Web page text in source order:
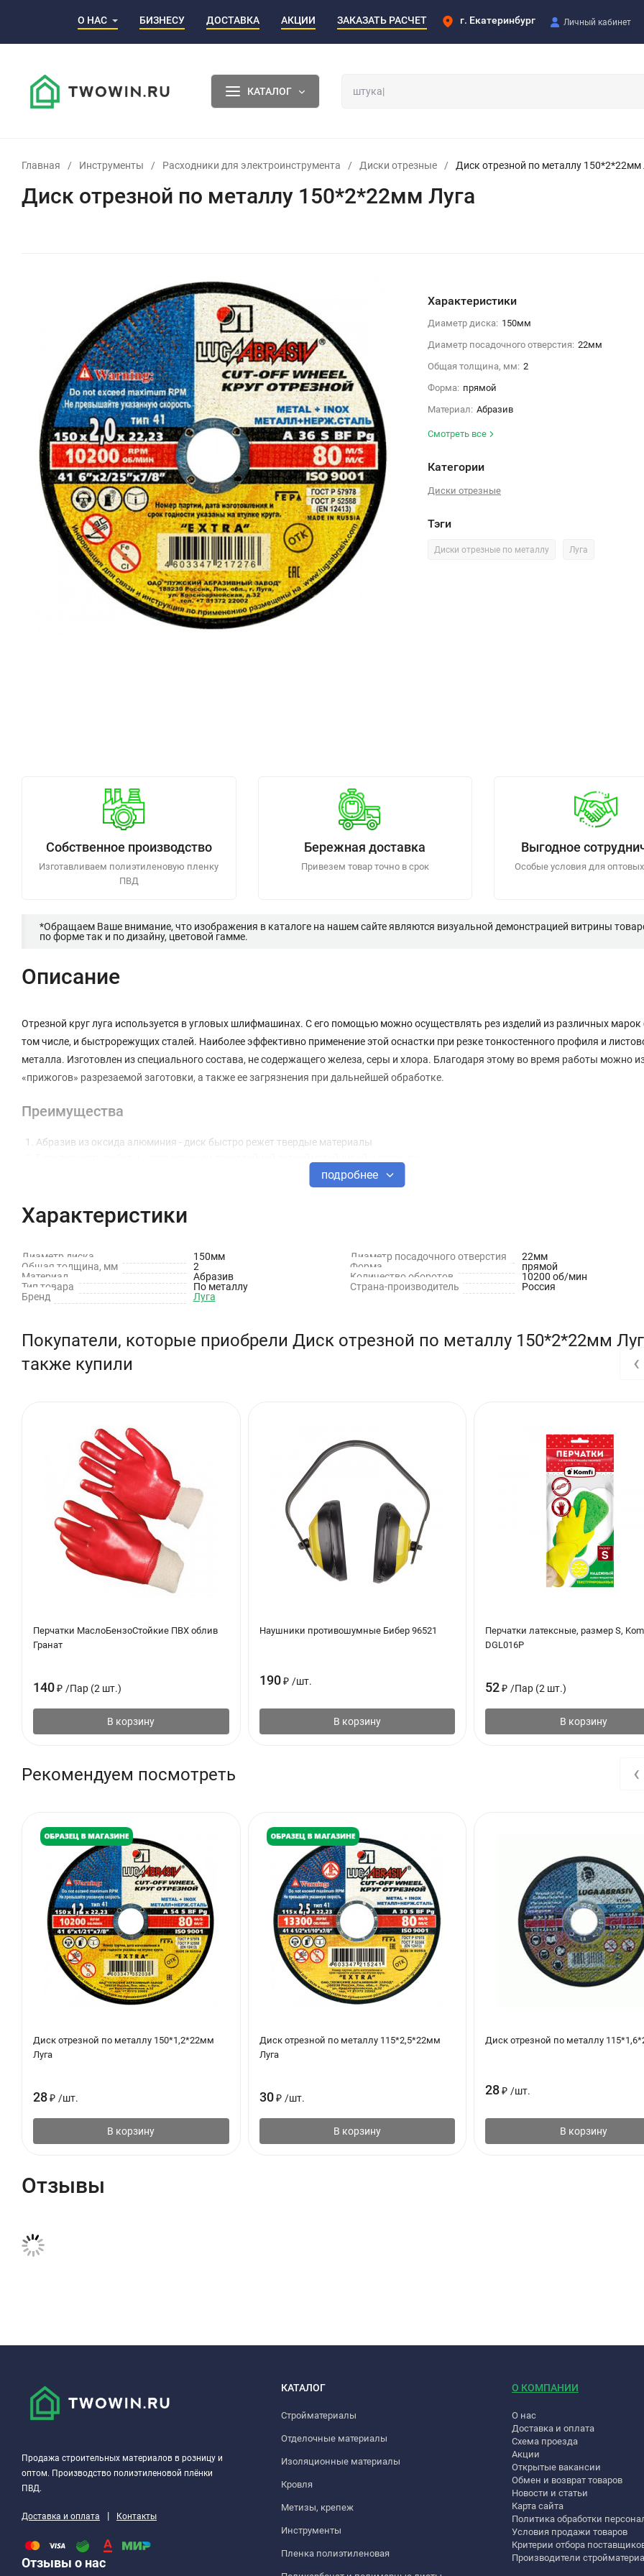
О НАС БИЗНЕСУ ДОСТАВКА АКЦИИ ЗАКАЗАТЬ РАСЧЕТ г. Екатеринбург Личный кабинет
КАТАЛОГ
Главная / Инструменты / Расходники для электроинструмента / Диски отрезные / Диск отрезной по металлу 150*2*22мм
Диск отрезной по металлу 150*2*22мм Луга
Характеристики
Диаметр диска: 150мм
Диаметр посадочного отверстия: 22мм
Общая толщина, мм: 2
Форма: прямой
Материал: Абразив
Смотреть все
Категории
Диски отрезные
Тэги
Диски отрезные по металлу Луга
Собственное производство
Изготавливаем полиэтиленовую пленку
ПВД
Бережная доставка
Привезем товар точно в срок
Выгодное
Особые условия для
*Обращаем Ваше внимание, что изображения в каталоге на нашем сайте являются визуальной демонстрацией витрины
по форме так и по дизайну, цветовой гамме.
Описание
Отрезной круг луга используется в угловых шлифмашинах. С его помощью можно осуществлять рез изделий из различных марок
том числе, и быстрорежущих сталей. Наиболее эффективно применение этой оснастки при резке тонкостенного профиля и
металла. Изготовлен из специального состава, не содержащего железа, серы и хлора. Благодаря этому во время работы можно
«прижогов» разрезаемой заготовки, а также ее загрязнения при дальнейшей обработке.
Преимущества
Абразив из оксида алюминия - диск быстро режет твердые материалы
Бакелитовая связка - абразивное зерно надежно закреплено на круге, работать можно на высокой скорости
Толщина 2 мм - тонкий круг режет материал быстро, кромка получается аккуратной
Технические характеристики
Назначение: По металлу
Форма: Прямой
Диаметр: 150 мм
подробнее
Характеристики
Диаметр диска 150мм Диаметр посадочного отверстия
22мм
Общая толщина, мм
2 Форма
прямой
Материал
Абразив Количество оборотов
10200 об/мин
Тип товара
По металлу Страна-производитель
Россия
Бренд
Луга
Покупатели, которые приобрели Диск отрезной по металлу 150*2*22мм
также купили
Перчатки МаслоБензоСтойкие ПВХ облив
Гранат
140₽ /Пар (2 шт.)
В корзину
Наушники противошумные Бибер 96521
190 ₽ /шт.
В корзину
Перчатки латексные, размер S,
DGL016P
52 ₽ /Пар (2 шт.)
В корзину
‹
Рекомендуем посмотреть
Диск отрезной по металлу 150*1,2*22мм
Луга
28₽ /шт.
В корзину
Диск отрезной по металлу 115*2,5*22мм
Луга
30 ₽ /шт.
В корзину
Диск отрезной по металлу
28 ₽ /шт.
В корзину
‹
Отзывы
Продажа строительных материалов в розницу и
оптом. Производство полиэтиленовой плёнки
ПВД.
Доставка и оплата | Контакты
Отзывы о нас
КАТАЛОГ
Стройматериалы
Отделочные материалы
Изоляционные материалы
Кровля
Метизы, крепеж
Инструменты
Пленка полиэтиленовая
О КОМПАНИИ
О нас
Доставка и оплата
Схема проезда
Акции
Открытые вакансии
Обмен и возврат товаров
Новости и статьи
Карта сайта
Политика обработки
Условия продажи товаров
Критерии отбора
Производители